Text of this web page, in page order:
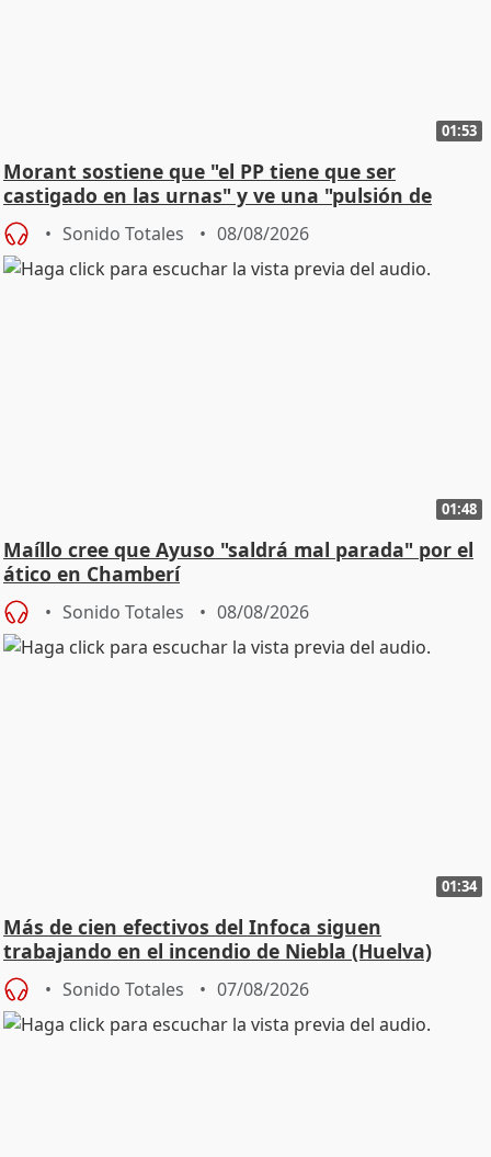
01:53
Morant sostiene que "el PP tiene que ser
castigado en las urnas" y ve una "pulsión de
cambio"
Sonido Totales 08/08/2026
01:48
Maíllo cree que Ayuso "saldrá mal parada" por el
ático en Chamberí
Sonido Totales 08/08/2026
01:34
Más de cien efectivos del Infoca siguen
trabajando en el incendio de Niebla (Huelva)
Sonido Totales 07/08/2026